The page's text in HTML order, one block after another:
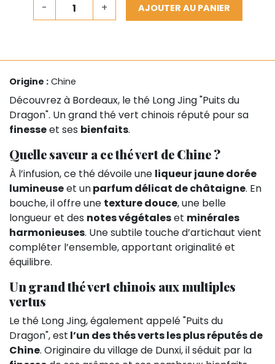
- + AJOUTER AU PANIER
Origine : Chine
Découvrez à Bordeaux, le thé Long Jing "Puits du
Dragon". Un grand thé vert chinois réputé pour sa
finesseet ses bienfaits.
Quelle saveur a ce thé vert de Chine ?
À l’infusion, ce thé dévoile une liqueur jaune dorée
lumineuseet unparfum délicat de châtaigne. En
bouche, il offre une texture douce, une belle
longueur et des notes végétaleset minérales
harmonieuses. Une subtile touche d’artichaut vient
compléter l’ensemble, apportant originalité et
équilibre.
Un grand thé vert chinois aux multiples
vertus
Le thé Long Jing, également appelé "Puits du
Dragon", est l’un des thés verts les plus réputés de
Chine. Originaire du village de Dunxi, il séduit par la